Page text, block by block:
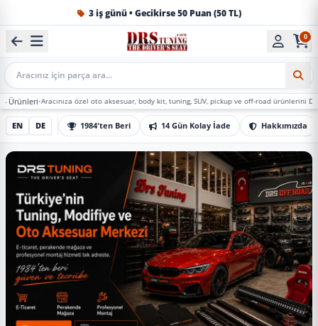
1984'ten beri Türkiye’nin en büyük oto aksesuar ve tuning
0
Mobil Arama
özel oto aksesuar, body kit, tuning, SUV, pickup ve off-road ürünlerini DRS Tuning’de
EN DE 1984'ten Beri 14 Gün Kolay İade Hakkımızda